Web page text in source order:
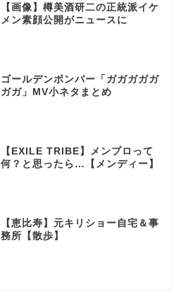
【画像】樽美酒研二の正統派イケ
メン素顔公開がニュースに
ゴールデンボンバー「ガガガガガ
ガガ」MV小ネタまとめ
【EXILE TRIBE】メンプロって
何？と思ったら…【メンディー】
【恵比寿】元キリショー自宅＆事
務所【散歩】